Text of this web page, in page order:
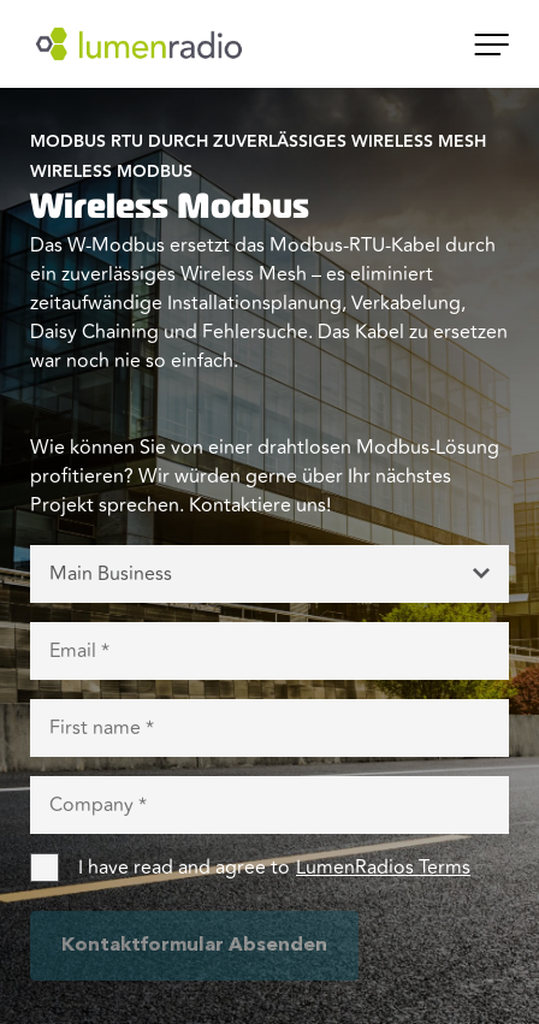
MODBUS RTU DURCH ZUVERLÄSSIGES WIRELESS MESH
WIRELESS MODBUS
Wireless Modbus
Das W-Modbus ersetzt das Modbus-RTU-Kabel durch
ein zuverlässiges Wireless Mesh – es eliminiert
zeitaufwändige Installationsplanung, Verkabelung,
Daisy Chaining und Fehlersuche. Das Kabel zu ersetzen
war noch nie so einfach.
Wie können Sie von einer drahtlosen Modbus-Lösung
profitieren? Wir würden gerne über Ihr nächstes
Projekt sprechen. Kontaktiere uns!
Main Business
I have read and agree to LumenRadios Terms
Kontaktformular Absenden